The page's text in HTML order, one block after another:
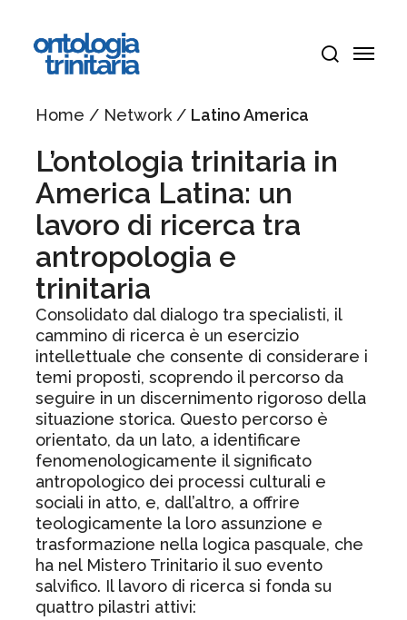
contenuto
principale
cerca
Menu
Home / Network/ Latino America
L’ontologia trinitaria in
America Latina: un
lavoro di ricerca tra
antropologia e
trinitaria
Consolidato dal dialogo tra specialisti, il
cammino di ricerca è un esercizio
intellettuale che consente di considerare i
temi proposti, scoprendo il percorso da
seguire in un discernimento rigoroso della
situazione storica. Questo percorso è
orientato, da un lato, a identificare
fenomenologicamente il significato
antropologico dei processi culturali e
sociali in atto, e, dall’altro, a offrire
teologicamente la loro assunzione e
trasformazione nella logica pasquale, che
ha nel Mistero Trinitario il suo evento
salvifico. Il lavoro di ricerca si fonda su
quattro pilastri attivi: